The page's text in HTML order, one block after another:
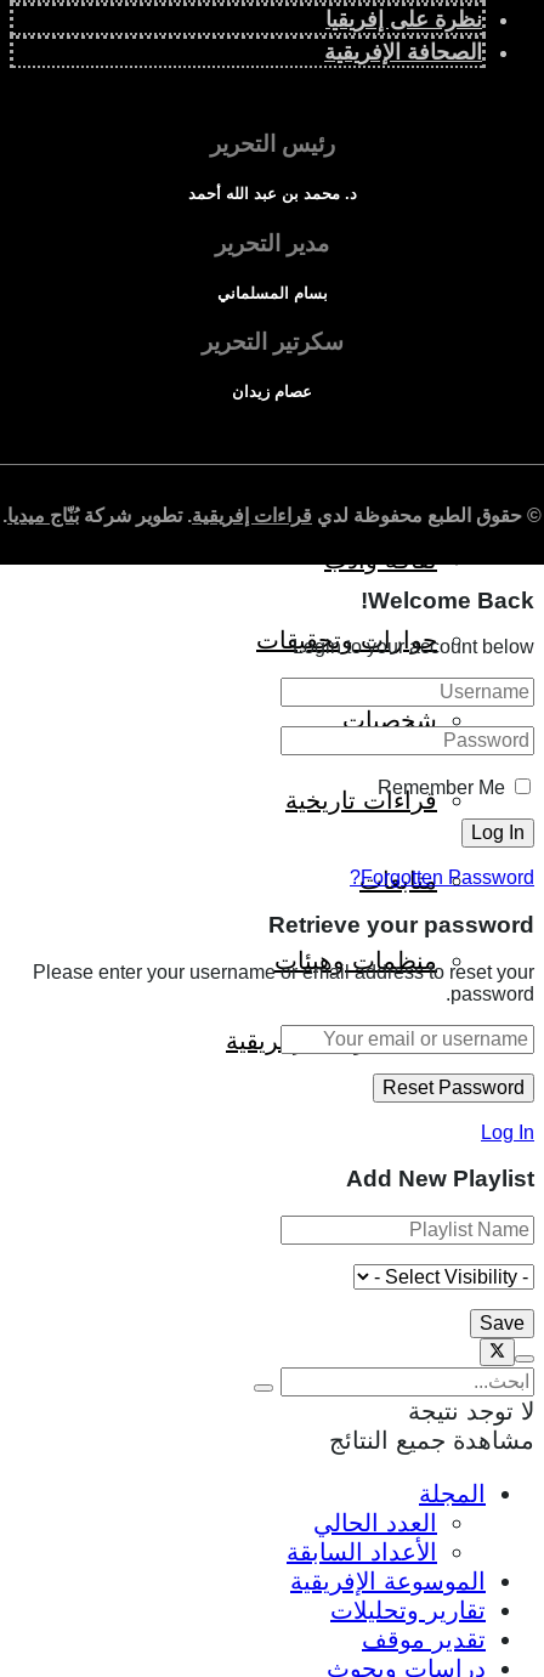
إفريقيا في المؤشرات
الحالة الدينية
الصحافة الإفريقية
ثقافة وأدب
حوارات وتحقيقات
شخصيات
قراءات تاريخية
متابعات
منظمات وهيئات
كتاب قراءات إفريقية
نظرة على إفريقيا
الصحافة الإفريقية
رئيس التحرير
د. محمد بن عبد الله أحمد
مدير التحرير
بسام المسلماني
سكرتير التحرير
عصام زيدان
© حقوق الطبع محفوظة لدي قراءات إفريقية. تطوير شركةبُنّاج ميديا.
Welcome Back!
Login to your account below
Remember Me
Forgotten Password?
Retrieve your password
Please enter your username or email address to reset your
password.
Log In
Add New Playlist
لا توجد نتيجة
مشاهدة جميع النتائج
المجلة
العدد الحالي
الأعداد السابقة
الموسوعة الإفريقية
تقارير وتحليلات
تقدير موقف
دراسات وبحوث